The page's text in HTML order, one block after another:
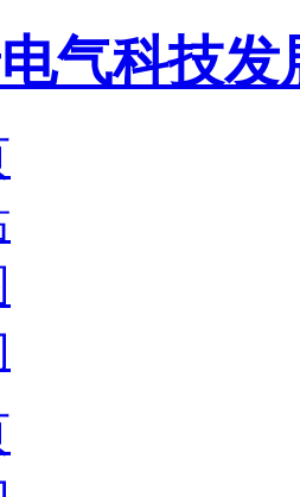
气科技发